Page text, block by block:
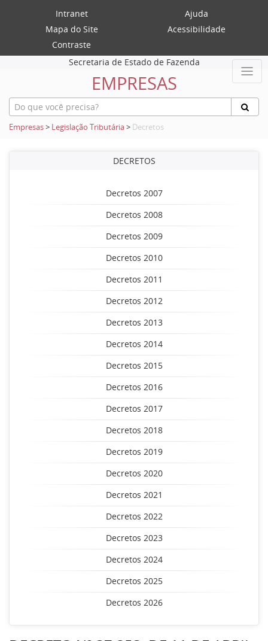
Intranet
Ajuda
Mapa do Site
Acessibilidade
Contraste
Secretaria de Estado de Fazenda
EMPRESAS
Empresas> Legislação Tributária> Decretos
DECRETOS
Decretos 2007
Decretos 2008
Decretos 2009
Decretos 2010
Decretos 2011
Decretos 2012
Decretos 2013
Decretos 2014
Decretos 2015
Decretos 2016
Decretos 2017
Decretos 2018
Decretos 2019
Decretos 2020
Decretos 2021
Decretos 2022
Decretos 2023
Decretos 2024
Decretos 2025
Decretos 2026